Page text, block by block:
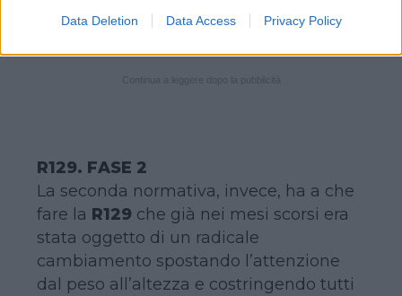
Data Deletion Data Access Privacy Policy
spalla del bimbo.
R129. FASE 2
La seconda normativa, invece, ha a che
fare la R129 che già nei mesi scorsi era
stata oggetto di un radicale
cambiamento spostando l’attenzione
dal peso all’altezza e costringendo tutti